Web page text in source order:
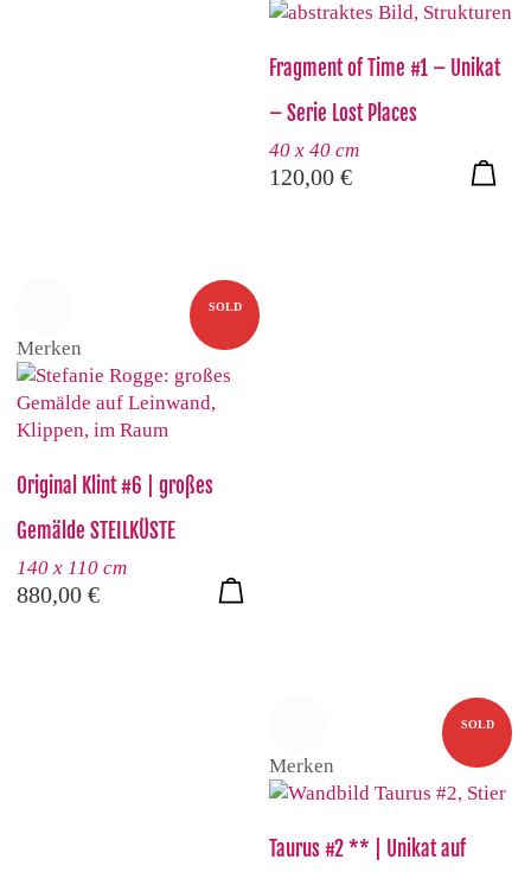
Fragment of Time #1 – Unikat
– Serie Lost Places
40 x 40 cm
120,00 €
SOLD
Merken
Original Klint #6 | großes
Gemälde STEILKÜSTE
140 x 110 cm
880,00 €
SOLD
Merken
Taurus #2 ** | Unikat auf